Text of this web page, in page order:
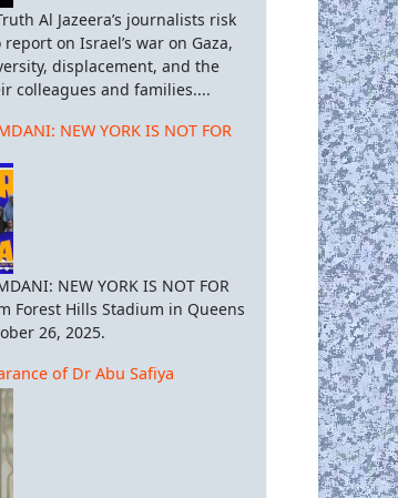
Al Jazeera’s journalists risk
on Israel’s war on Gaza,
displacement, and the
colleagues and families....
NEW YORK IS NOT FOR
NEW YORK IS NOT FOR
Forest Hills Stadium in Queens
26, 2025.
of Dr Abu Safiya